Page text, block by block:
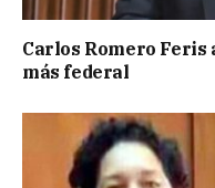
Carlos Romero Feris
más federal